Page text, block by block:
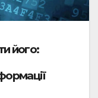
його: